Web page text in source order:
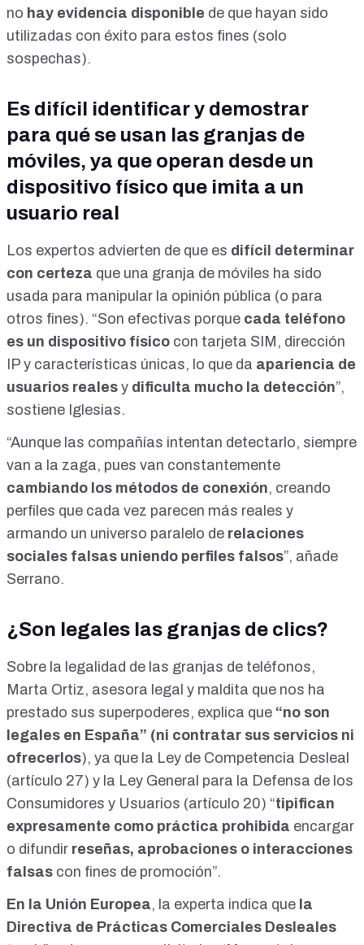
no hay evidencia disponible de que hayan sido
utilizadas con éxito para estos fines (solo
sospechas).
Es difícil identificar y demostrar
para qué se usan las granjas de
móviles, ya que operan desde un
dispositivo físico que imita a un
usuario real
Los expertos advierten de que es difícil determinar
con certeza que una granja de móviles ha sido
usada para manipular la opinión pública (o para
otros fines). “Son efectivas porque cada teléfono
es un dispositivo físico con tarjeta SIM, dirección
IP y características únicas, lo que da apariencia de
usuarios reales y dificulta mucho la detección”,
sostiene Iglesias.
“Aunque las compañías intentan detectarlo, siempre
van a la zaga, pues van constantemente
cambiando los métodos de conexión, creando
perfiles que cada vez parecen más reales y
armando un universo paralelo de relaciones
sociales falsas uniendo perfiles falsos”, añade
Serrano.
¿Son legales las granjas de clics?
Sobre la legalidad de las granjas de teléfonos,
Marta Ortiz, asesora legal y maldita que nos ha
prestado sus superpoderes, explica que “no son
legales en España” (ni contratar sus servicios ni
ofrecerlos), ya que la Ley de Competencia Desleal
(artículo 27) y la Ley General para la Defensa de los
Consumidores y Usuarios (artículo 20) “tipifican
expresamente como práctica prohibida encargar
o difundir reseñas, aprobaciones o interacciones
falsas con fines de promoción”.
En la Unión Europea, la experta indica que la
Directiva de Prácticas Comerciales Desleales